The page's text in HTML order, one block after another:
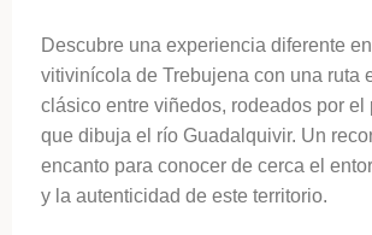
Descubre una experiencia diferente
vitivinícola de Trebujena con una ruta
clásico entre viñedos, rodeados por el
que dibuja el río Guadalquivir. Un
encanto para conocer de cerca el
y la autenticidad de este territorio.